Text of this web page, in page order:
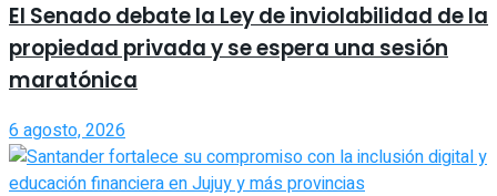
El Senado debate la Ley de inviolabilidad de la
propiedad privada y se espera una sesión
maratónica
6 agosto, 2026